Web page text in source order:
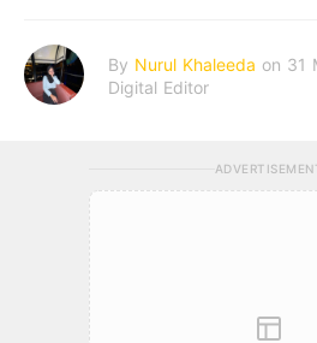
By Nurul Khaleeda on 31
Digital Editor